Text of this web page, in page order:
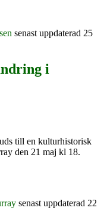
senast uppdaterad 25
i
till en kulturhistorisk
den 21 maj kl 18.
senast uppdaterad 22